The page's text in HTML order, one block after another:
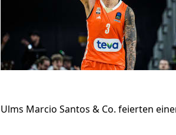
Ulms Marcio Santos & Co. feierten